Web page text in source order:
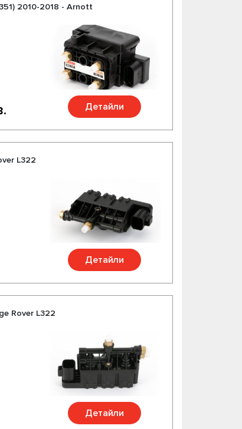
2010-2018 - Arnott
Детайли
L322
Детайли
Rover L322
Детайли